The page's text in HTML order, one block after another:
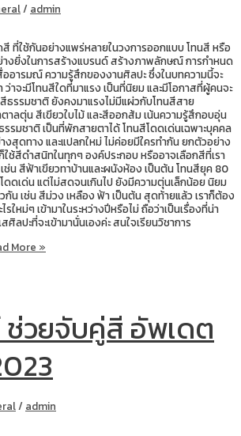
/ admin
ที่ใช้กันอย่างแพร่หลายในวงการออกแบบ โทนสี หรือ
งยิ่งในการสร้างแบรนด์ สร้างภาพลักษณ์ การกำหนด
อารมณ์ ความรู้สึกของงานศิลปะ ซึ่งในบทความนี้จะ
าจะมีโทนสีใดที่มาแรง เป็นที่นิยม และมีโอกาสที่ผู้คนจะ
ธรรมชาติ ยังคงมาแรงไม่มีแผ่วกับโทนสีสาย
ตาลตุ่น สีเขียวใบไม้ และสีออกส้ม เน้นความรู้สึกอบอุ่น
รมชาติ เป็นที่พักสายตาได้ โทนสีโดดเด่นเฉพาะบุคคล
สุดทาง และแปลกใหม่ ไม่ค่อยมีใครทำกัน ยกตัวอย่าง
ช้สีดำสนิทในทุกๆ องค์ประกอบ หรืออาจเลือกสีที่เรา
ช่น สีฟ้าเขียวทาบ้านและผนังห้อง เป็นต้น โทนสียุค 80
ดเด่น แต่ไม่สดจนเกินไป ยังมีความตุ่นเล็กน้อย นิยม
น เช่น สีม่วง เหลือง ฟ้า เป็นต้น สุดท้ายแล้ว เราก็ต้อง
รใหม่ๆ เข้ามาในระหว่างปีหรือไม่ ถือว่าเป็นเรื่องที่น่า
ลปะที่จะเข้ามานั่นเองค่ะ สนใจเรียนวิชาการ
More »
ช่วยจับคู่สี อัพเดต
/ admin